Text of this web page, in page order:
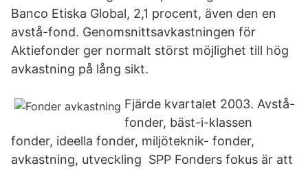
Banco Etiska Global, 2,1 procent, även den en
avstå-fond. Genomsnittsavkastningen för
Aktiefonder ger normalt störst möjlighet till hög
avkastning på lång sikt.
Fjärde kvartalet 2003. Avstå-
fonder, bäst-i-klassen
fonder, ideella fonder, miljöteknik- fonder,
avkastning, utveckling SPP Fonders fokus är att